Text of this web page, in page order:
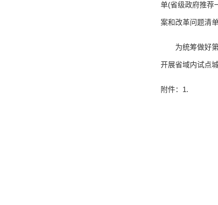
单(省级政府推荐
案和改革问题清
为统筹做好
开展省域内试点
附件：1.